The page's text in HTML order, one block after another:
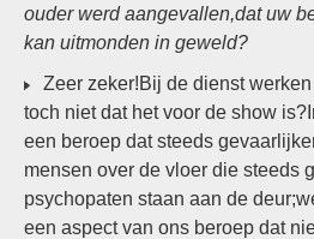
ouder werd aangevallen,dat uw
kan uitmonden in geweld?
Zeer zeker!Bij de dienst
toch niet dat het voor de show
een beroep dat steeds
mensen over de vloer die steeds
psychopaten staan aan de
een aspect van ons beroep dat